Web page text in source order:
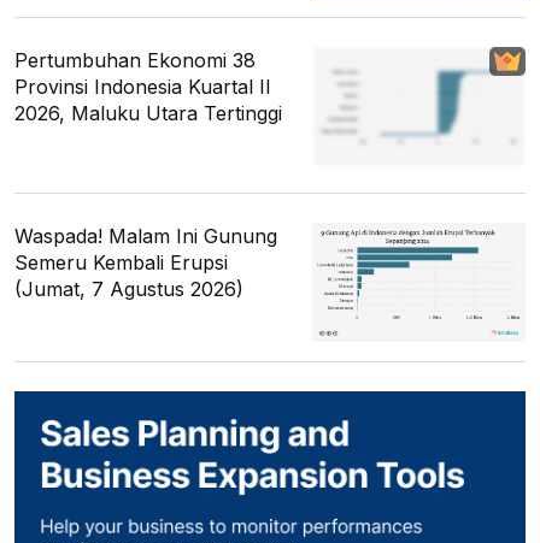
Pertumbuhan Ekonomi 38
Provinsi Indonesia Kuartal II
2026, Maluku Utara Tertinggi
Waspada! Malam Ini Gunung
Semeru Kembali Erupsi
(Jumat, 7 Agustus 2026)